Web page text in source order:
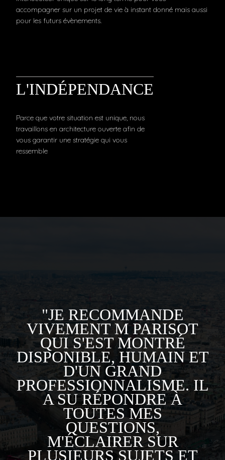
accompagner sur un projet de vie à instant donné mais aussi
pour les futurs évènements.
L'INDÉPENDANCE
Parce que votre situation est unique, nous
travaillons en architecture ouverte afin de
vous garantir une stratégie qui vous
ressemble
"JE RECOMMANDE
VIVEMENT M PARISOT
QUI S'EST MONTRÉ
DISPONIBLE, HUMAIN ET
D'UN GRAND
PROFESSIONNALISME. IL
A SU RÉPONDRE À
TOUTES MES
QUESTIONS,
M'ÉCLAIRER SUR
PLUSIEURS SUJETS ET